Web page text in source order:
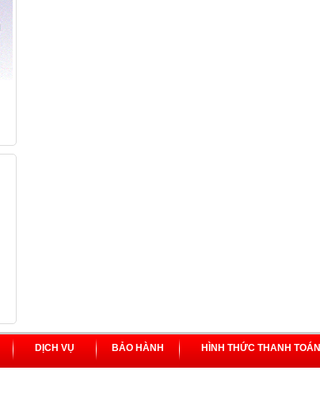
DỊCH VỤ BẢO HÀNH HÌNH THỨC THANH TOÁN